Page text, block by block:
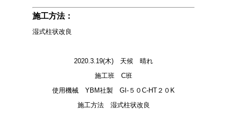
施工方法：
湿式柱状改良
2020.3.19(木) 天候 晴れ
施工班 C班
使用機械 YBM社製 GI-５０C-HT２０K
施工方法 湿式柱状改良